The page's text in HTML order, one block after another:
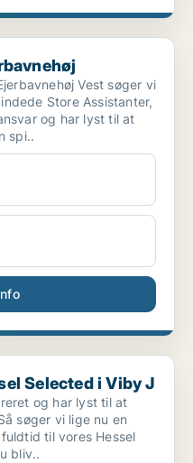
Vest søger vi
Store Assistanter,
og har lyst til at
spi..
i Viby J
Selected i Viby J
og har lyst til at
søger vi lige nu en
til vores Hessel
bliv..